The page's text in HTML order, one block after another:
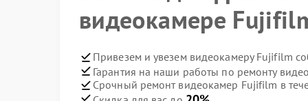
видеокамере
Привезем и увезем видеокамеру Fujifilm
Гарантия на наши работы по ремонту
Срочный ремонт видеокамер Fujifilm в